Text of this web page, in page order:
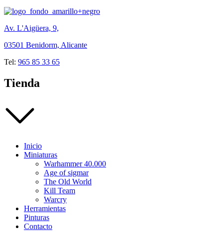
Av. L'Aigüera, 9,
03501 Benidorm, Alicante
Tel: 965 85 33 65
Tienda
Inicio
Miniaturas
Warhammer 40.000
Age of sigmar
The Old World
Kill Team
Warcry
Herramientas
Pinturas
Contacto